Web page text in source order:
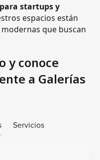
startups y
espacios están
que buscan
y conoce
a Galerías
Servicios